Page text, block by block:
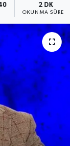
2 DK
OKUNMA SÜRESI